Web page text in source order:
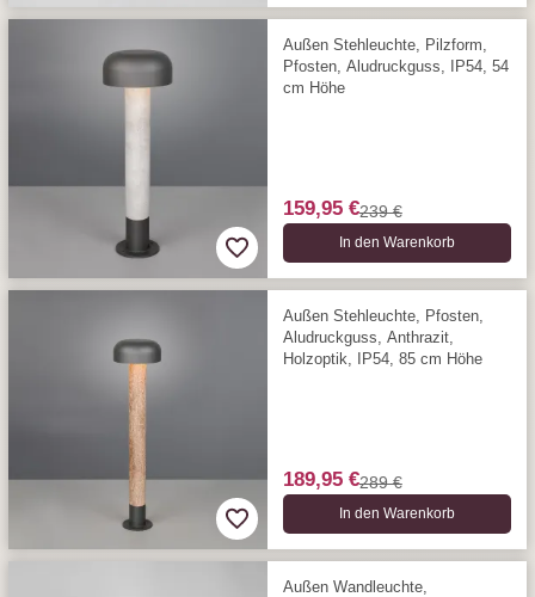
Außen Stehleuchte, Pilzform,
Pfosten, Aludruckguss, IP54, 54
cm Höhe
159,95 €239 €
In den Warenkorb
Außen Stehleuchte, Pfosten,
Aludruckguss, Anthrazit,
Holzoptik, IP54, 85 cm Höhe
189,95 €289 €
In den Warenkorb
Außen Wandleuchte,